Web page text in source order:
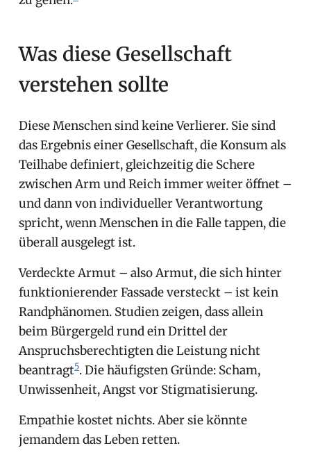
Was diese Gesellschaft
verstehen sollte
Diese Menschen sind keine Verlierer. Sie sind
das Ergebnis einer Gesellschaft, die Konsum als
Teilhabe definiert, gleichzeitig die Schere
zwischen Arm und Reich immer weiter öffnet –
und dann von individueller Verantwortung
spricht, wenn Menschen in die Falle tappen, die
überall ausgelegt ist.
Verdeckte Armut – also Armut, die sich hinter
funktionierender Fassade versteckt – ist kein
Randphänomen. Studien zeigen, dass allein
beim Bürgergeld rund ein Drittel der
Anspruchsberechtigten die Leistung nicht
beantragt5. Die häufigsten Gründe: Scham,
Unwissenheit, Angst vor Stigmatisierung.
Empathie kostet nichts. Aber sie könnte
jemandem das Leben retten.